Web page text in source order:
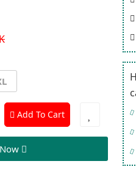
Add To Cart